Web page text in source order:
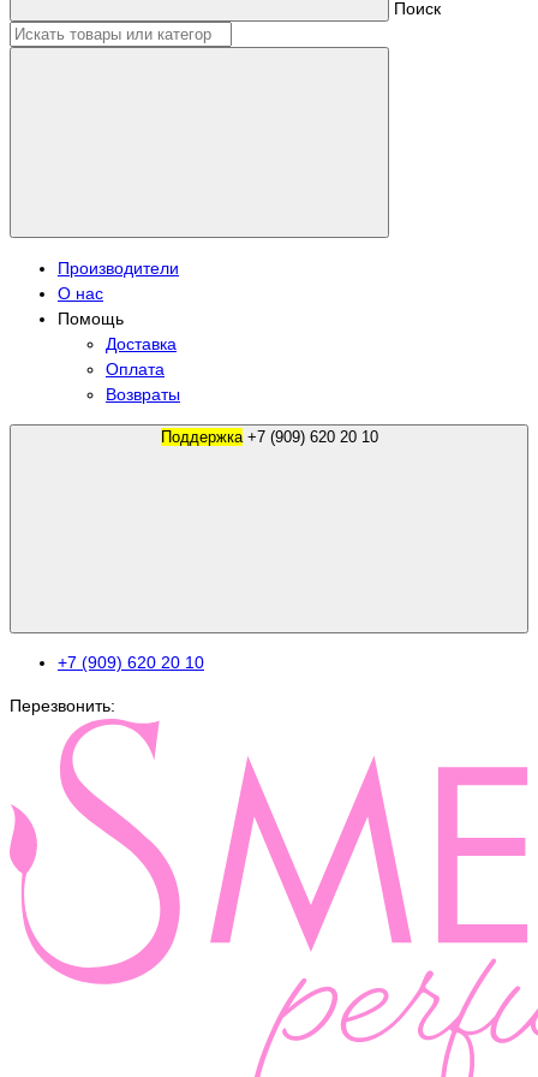
Поиск
Производители
О нас
Помощь
Доставка
Оплата
Возвраты
Поддержка +7 (909) 620 20 10
+7 (909) 620 20 10
Перезвонить: